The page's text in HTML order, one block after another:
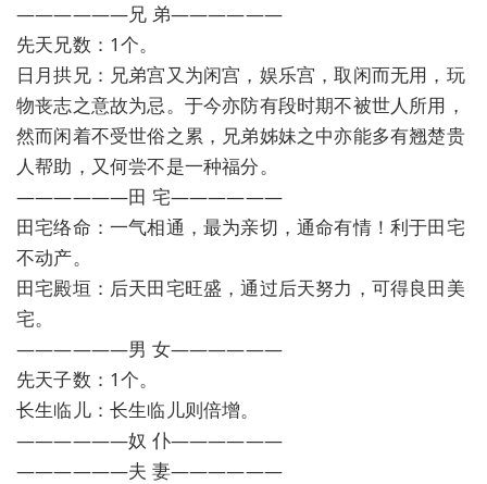
——————兄 弟——————
先天兄数：1个。
日月拱兄：兄弟宫又为闲宫，娱乐宫，取闲而无用，玩
物丧志之意故为忌。于今亦防有段时期不被世人所用，
然而闲着不受世俗之累，兄弟姊妹之中亦能多有翘楚贵
人帮助，又何尝不是一种福分。
——————田 宅——————
田宅络命：一气相通，最为亲切，通命有情！利于田宅
不动产。
田宅殿垣：后天田宅旺盛，通过后天努力，可得良田美
宅。
——————男 女——————
先天子数：1个。
长生临儿：长生临儿则倍增。
——————奴 仆——————
——————夫 妻——————